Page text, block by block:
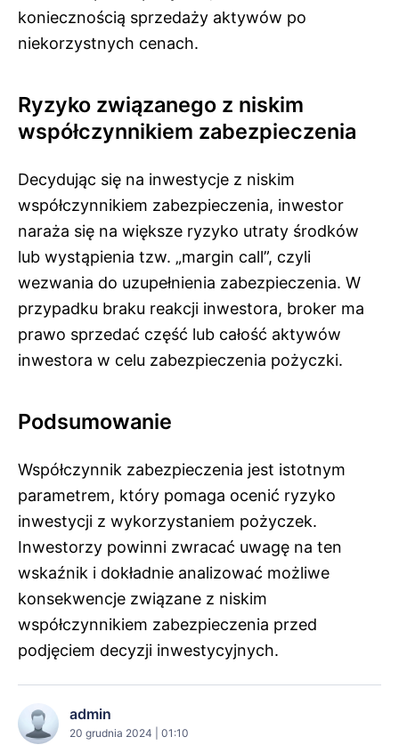
koniecznością sprzedaży aktywów po
niekorzystnych cenach.
Ryzyko związanego z niskim
współczynnikiem zabezpieczenia
Decydując się na inwestycje z niskim
współczynnikiem zabezpieczenia, inwestor
naraża się na większe ryzyko utraty środków
lub wystąpienia tzw. „margin call”, czyli
wezwania do uzupełnienia zabezpieczenia. W
przypadku braku reakcji inwestora, broker ma
prawo sprzedać część lub całość aktywów
inwestora w celu zabezpieczenia pożyczki.
Podsumowanie
Współczynnik zabezpieczenia jest istotnym
parametrem, który pomaga ocenić ryzyko
inwestycji z wykorzystaniem pożyczek.
Inwestorzy powinni zwracać uwagę na ten
wskaźnik i dokładnie analizować możliwe
konsekwencje związane z niskim
współczynnikiem zabezpieczenia przed
podjęciem decyzji inwestycyjnych.
admin
20 grudnia 2024 | 01:10